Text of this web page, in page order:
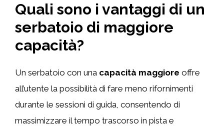
Quali sono i vantaggi di un
serbatoio di maggiore
capacità?
Un serbatoio con una capacità maggiore offre
all’utente la possibilità di fare meno rifornimenti
durante le sessioni di guida, consentendo di
massimizzare il tempo trascorso in pista e